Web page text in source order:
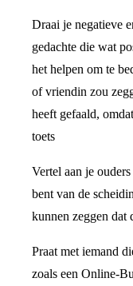
Draai je negatieve
gedachte die wat
het helpen om te
of vriendin zou
heeft gefaald,
toets
Vertel aan je
bent van de
kunnen zeggen dat
Praat met iemand
zoals een Online-